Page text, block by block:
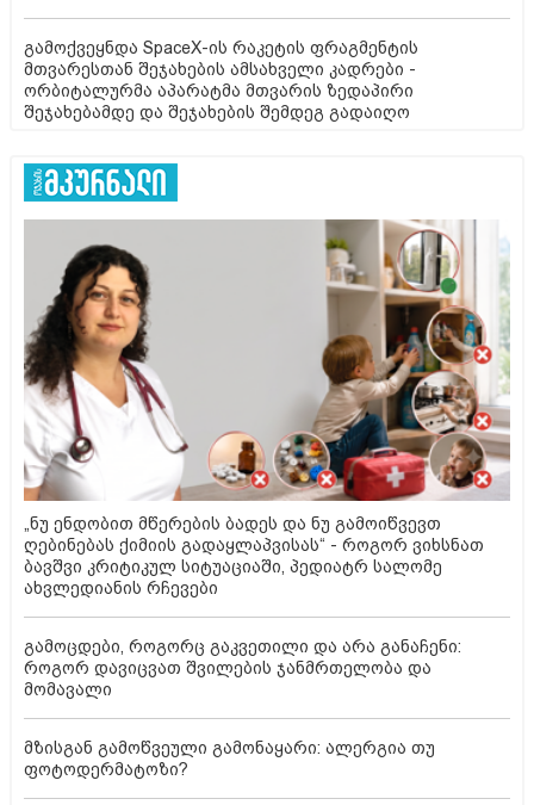
გამოქვეყნდა SpaceX-ის რაკეტის ფრაგმენტის
მთვარესთან შეჯახების ამსახველი კადრები -
ორბიტალურმა აპარატმა მთვარის ზედაპირი
შეჯახებამდე და შეჯახების შემდეგ გადაიღო
„ნუ ენდობით მწერების ბადეს და ნუ გამოიწვევთ
ღებინებას ქიმიის გადაყლაპვისას“ - როგორ ვიხსნათ
ბავშვი კრიტიკულ სიტუაციაში, პედიატრ სალომე
ახვლედიანის რჩევები
გამოცდები, როგორც გაკვეთილი და არა განაჩენი:
როგორ დავიცვათ შვილების ჯანმრთელობა და
მომავალი
მზისგან გამოწვეული გამონაყარი: ალერგია თუ
ფოტოდერმატოზი?